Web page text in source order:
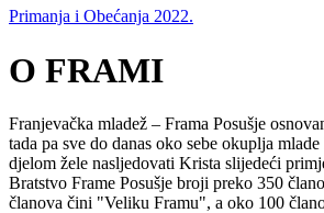
Primanja i Obećanja 2022.
O FRAMI
Franjevačka mladež – Frama Posušje
tada pa sve do danas oko sebe okuplja
djelom žele nasljedovati Krista slijedeći
Bratstvo Frame Posušje broji preko 350
članova čini "Veliku Framu", a oko 100